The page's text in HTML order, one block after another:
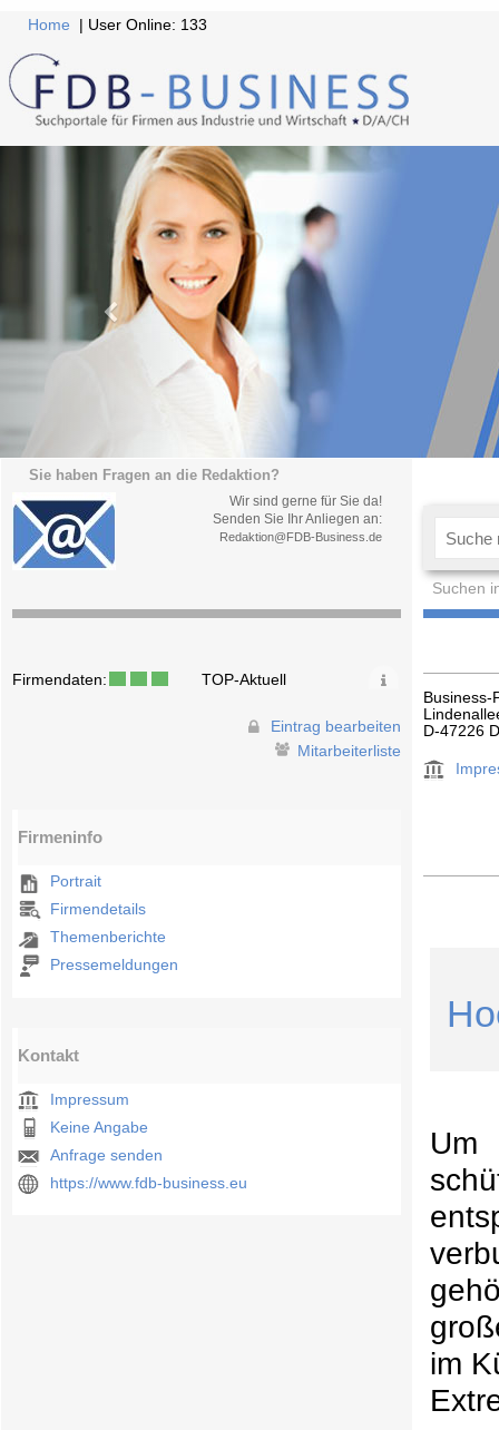
Home | User Online: 133
Sie haben Fragen an die Redaktion?
Wir sind gerne für Sie da!
Senden Sie Ihr Anliegen an:
Redaktion@FDB-Business.de
Suchen
Firmendaten: TOP-Aktuell
Eintrag bearbeiten
Mitarbeiterliste
Firmeninfo
Portrait
Firmendetails
Themenberichte
Pressemeldungen
Kontakt
Impressum
Keine Angabe
Anfrage senden
https://www.fdb-business.eu
Business-
D-47226
Um
im